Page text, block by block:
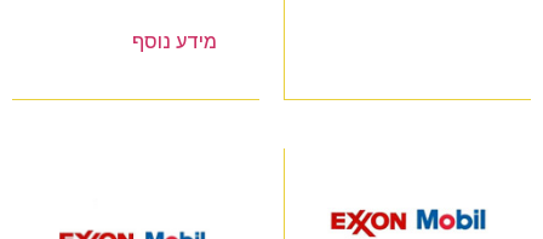
מידע נוסף